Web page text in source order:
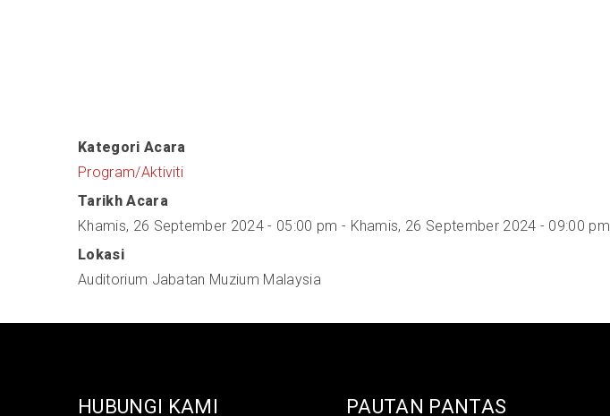
Kategori Acara
Program/Aktiviti
Tarikh Acara
Khamis, 26 September 2024 - 05:00 pm - Khamis, 26 September 2024 - 09:00 pm
Lokasi
Auditorium Jabatan Muzium Malaysia
HUBUNGI KAMI PAUTAN PANTAS